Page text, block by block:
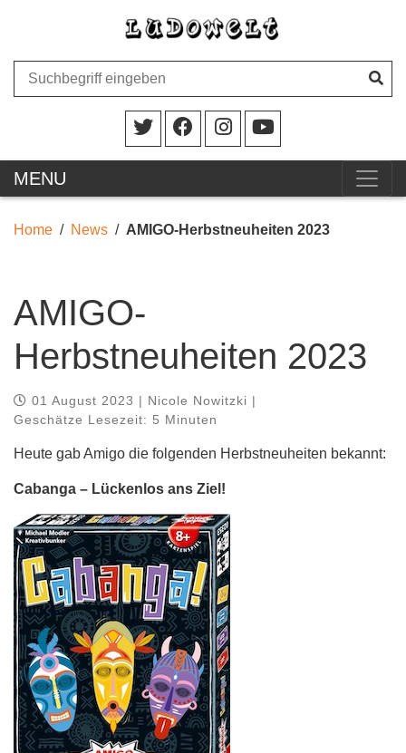
MENU
Home News AMIGO-Herbstneuheiten 2023
AMIGO-
Herbstneuheiten 2023
01 August 2023 | Nicole Nowitzki |
Geschätze Lesezeit: 5 Minuten
Heute gab Amigo die folgenden Herbstneuheiten bekannt:
Cabanga – Lückenlos ans Ziel!